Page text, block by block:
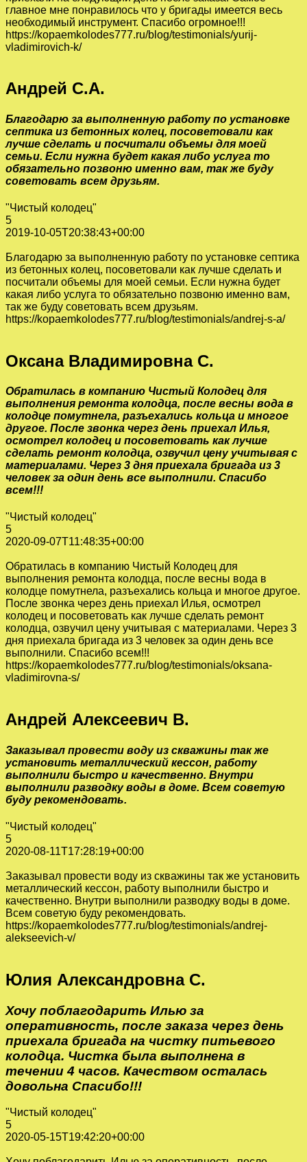
главное мне понравилось что у бригады имеется весь
необходимый инструмент. Спасибо огромное!!!
https://kopaemkolodes777.ru/blog/testimonials/yurij-
vladimirovich-k/
Андрей С.А.
Благодарю за выполненную работу по установке
септика из бетонных колец, посоветовали как
лучше сделать и посчитали объемы для моей
семьи. Если нужна будет какая либо услуга то
обязательно позвоню именно вам, так же буду
советовать всем друзьям.
"Чистый колодец"
5
2019-10-05T20:38:43+00:00
Благодарю за выполненную работу по установке септика
из бетонных колец, посоветовали как лучше сделать и
посчитали объемы для моей семьи. Если нужна будет
какая либо услуга то обязательно позвоню именно вам,
так же буду советовать всем друзьям.
https://kopaemkolodes777.ru/blog/testimonials/andrej-s-a/
Оксана Владимировна С.
Обратилась в компанию Чистый Колодец для
выполнения ремонта колодца, после весны вода в
колодце помутнела, разъехались кольца и многое
другое. После звонка через день приехал Илья,
осмотрел колодец и посоветовать как лучше
сделать ремонт колодца, озвучил цену учитывая с
материалами. Через 3 дня приехала бригада из 3
человек за один день все выполнили. Спасибо
всем!!!
"Чистый колодец"
5
2020-09-07T11:48:35+00:00
Обратилась в компанию Чистый Колодец для
выполнения ремонта колодца, после весны вода в
колодце помутнела, разъехались кольца и многое другое.
После звонка через день приехал Илья, осмотрел
колодец и посоветовать как лучше сделать ремонт
колодца, озвучил цену учитывая с материалами. Через 3
дня приехала бригада из 3 человек за один день все
выполнили. Спасибо всем!!!
https://kopaemkolodes777.ru/blog/testimonials/oksana-
vladimirovna-s/
Андрей Алексеевич В.
Заказывал провести воду из скважины так же
установить металлический кессон, работу
выполнили быстро и качественно. Внутри
выполнили разводку воды в доме. Всем советую
буду рекомендовать.
"Чистый колодец"
5
2020-08-11T17:28:19+00:00
Заказывал провести воду из скважины так же установить
металлический кессон, работу выполнили быстро и
качественно. Внутри выполнили разводку воды в доме.
Всем советую буду рекомендовать.
https://kopaemkolodes777.ru/blog/testimonials/andrej-
alekseevich-v/
Юлия Александровна С.
Хочу поблагодарить Илью за
оперативность, после заказа через день
приехала бригада на чистку питьевого
колодца. Чистка была выполнена в
течении 4 часов. Качеством осталась
довольна Спасибо!!!
"Чистый колодец"
5
2020-05-15T19:42:20+00:00